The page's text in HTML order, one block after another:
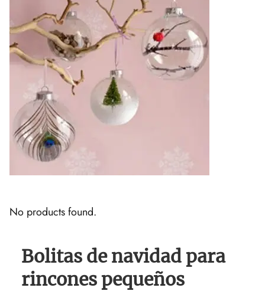
No products found.
Bolitas de navidad para
rincones pequeños